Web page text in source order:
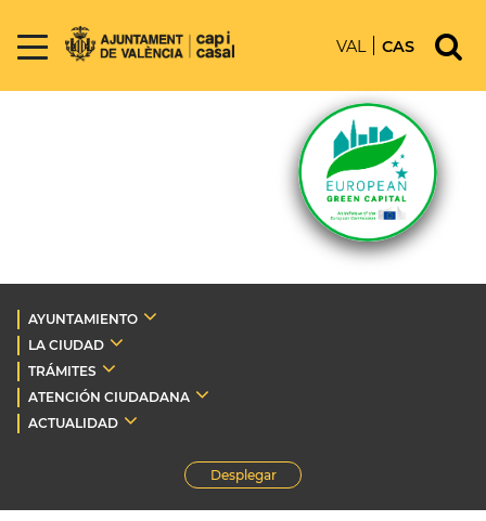
VAL CAS
AYUNTAMIENTO
LA CIUDAD
TRÁMITES
ATENCIÓN CIUDADANA
ACTUALIDAD
Desplegar